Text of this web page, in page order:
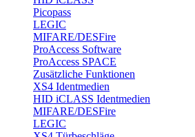
Picopass
LEGIC
MIFARE/DESFire
ProAccess Software
ProAccess SPACE
Zusätzliche Funktionen
XS4 Identmedien
HID iCLASS Identmedien
MIFARE/DESFire
LEGIC